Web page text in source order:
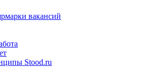
вакансий
Stood.ru